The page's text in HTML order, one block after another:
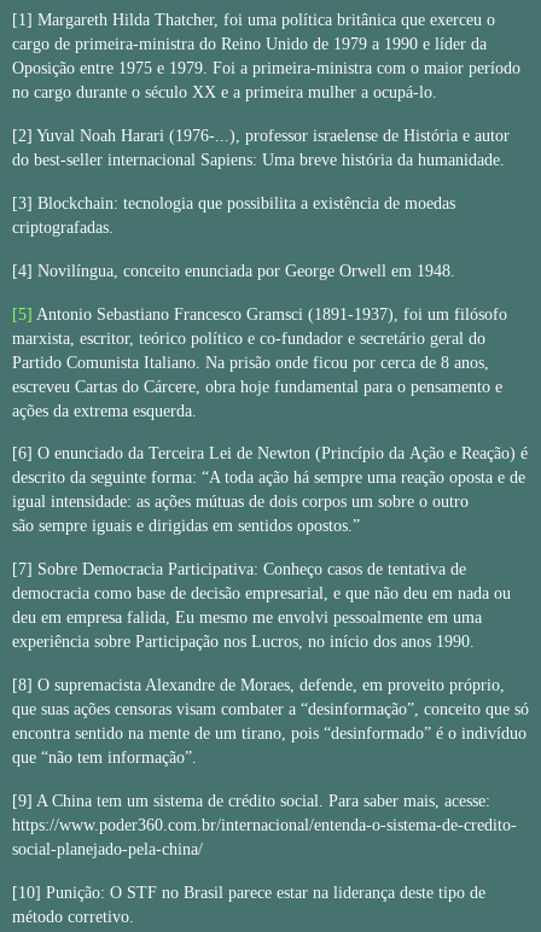
[1] Margareth Hilda Thatcher, foi uma política britânica que exerceu o
cargo de primeira-ministra do Reino Unido de 1979 a 1990 e líder da
Oposição entre 1975 e 1979. Foi a primeira-ministra com o maior período
no cargo durante o século XX e a primeira mulher a ocupá-lo.
[2] Yuval Noah Harari (1976-...), professor israelense de História e autor
do best-seller internacional Sapiens: Uma breve história da humanidade.
[3] Blockchain: tecnologia que possibilita a existência de moedas
criptografadas.
[4] Novilíngua, conceito enunciada por George Orwell em 1948.
[5] Antonio Sebastiano Francesco Gramsci (1891-1937), foi um filósofo
marxista, escritor, teórico político e co-fundador e secretário geral do
Partido Comunista Italiano. Na prisão onde ficou por cerca de 8 anos,
escreveu Cartas do Cárcere, obra hoje fundamental para o pensamento e
ações da extrema esquerda.
[6] O enunciado da Terceira Lei de Newton (Princípio da Ação e Reação) é
descrito da seguinte forma: “A toda ação há sempre uma reação oposta e de
igual intensidade: as ações mútuas de dois corpos um sobre o outro
são sempre iguais e dirigidas em sentidos opostos.”
[7] Sobre Democracia Participativa: Conheço casos de tentativa de
democracia como base de decisão empresarial, e que não deu em nada ou
deu em empresa falida, Eu mesmo me envolvi pessoalmente em uma
experiência sobre Participação nos Lucros, no início dos anos 1990.
[8] O supremacista Alexandre de Moraes, defende, em proveito próprio,
que suas ações censoras visam combater a “desinformação”, conceito que só
encontra sentido na mente de um tirano, pois “desinformado” é o indivíduo
que “não tem informação”.
[9] A China tem um sistema de crédito social. Para saber mais, acesse:
https://www.poder360.com.br/internacional/entenda-o-sistema-de-credito-
social-planejado-pela-china/
[10] Punição: O STF no Brasil parece estar na liderança deste tipo de
método corretivo.